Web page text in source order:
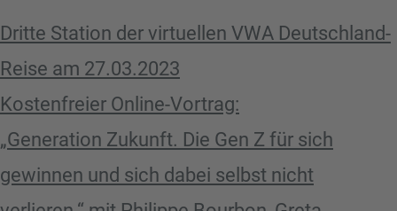
Dritte Station der virtuellen VWA Deutschland-
Reise am 27.03.2023
Kostenfreier Online-Vortrag:
„Generation Zukunft. Die Gen Z für sich
gewinnen und sich dabei selbst nicht